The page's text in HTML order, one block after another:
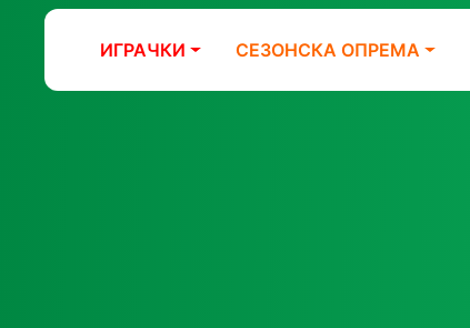
ИГРАЧКИ СЕЗОНСКА ОПРЕМА